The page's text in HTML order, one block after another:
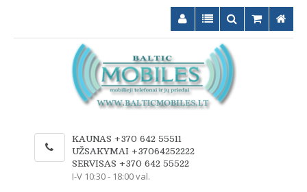
KAUNAS +370 642 55511
UŽSAKYMAI +37064252222
SERVISAS +370 642 55522
I-V 10:30 - 18:00 val.